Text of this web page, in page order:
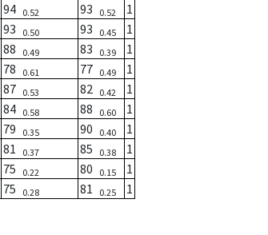
94 0.52 93 0.52
1
93 0.50 93 0.45
1
88 0.49 83 0.39
1
78 0.61 77 0.49
1
87 0.53 82 0.42
1
84 0.58 88 0.60
1
79 0.35 90 0.40
1
81 0.37 85 0.38
1
75 0.22 80 0.15
1
75 0.28 81 0.25
1